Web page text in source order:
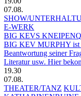
07.08.
SHOW/
E-WERK
BIG KEVS
BIG KEV MURPHY ist
Beantwortung seiner
Literatur usw. Hier
19.30
07.08.
THEATER/TANZ